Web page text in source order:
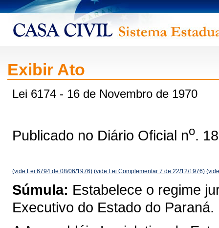
Exibir Ato
Lei 6174 - 16 de Novembro de 1970
Publicado no Diário Oficial no.
(vide Lei 6794 de 08/06/1976) (vide Lei Complementar 7 de 22/12/1976)
Súmula: Estabelece o regime
Executivo do Estado do Paraná.